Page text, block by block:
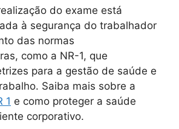
do exame está
à segurança do trabalhador
das normas
como a NR-1, que
para a gestão de saúde e
Saiba mais sobre a
1 e como proteger a saúde
corporativo.